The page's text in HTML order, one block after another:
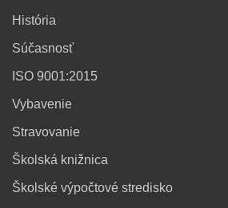
História
Súčasnosť
ISO 9001:2015
Vybavenie
Stravovanie
Školská knižnica
Školské výpočtové stredisko